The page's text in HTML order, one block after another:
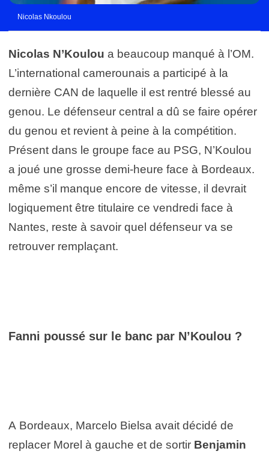
Nicolas Nkoulou
Nicolas N’Koulou a beaucoup manqué à l’OM.
L’international camerounais a participé à la
dernière CAN de laquelle il est rentré blessé au
genou. Le défenseur central a dû se faire opérer
du genou et revient à peine à la compétition.
Présent dans le groupe face au PSG, N’Koulou
a joué une grosse demi-heure face à Bordeaux.
même s’il manque encore de vitesse, il devrait
logiquement être titulaire ce vendredi face à
Nantes, reste à savoir quel défenseur va se
retrouver remplaçant.
Fanni poussé sur le banc par N’Koulou ?
A Bordeaux, Marcelo Bielsa avait décidé de
replacer Morel à gauche et de sortir Benjamin